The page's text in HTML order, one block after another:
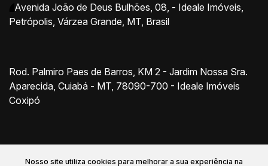
Nosso site utiliza cookies para melhorar a sua experiência na
Avenida João de Deus Bulhões 08 - Ideale Imóveis
Petrópolis Várzea Grande MT Brasil
Rod. Palmiro Paes de Barros, KM 2 - Jardim Nossa Sra.
Aparecida, Cuiabá - MT, 78090-700 - Ideale Imóveis
Coxipó